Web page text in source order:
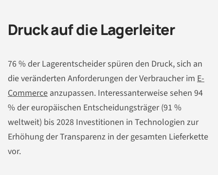
Druck auf die Lagerleiter
76 % der Lagerentscheider spüren den Druck, sich an
die veränderten Anforderungen der Verbraucher im E-
Commerce anzupassen. Interessanterweise sehen 94
% der europäischen Entscheidungsträger (91 %
weltweit) bis 2028 Investitionen in Technologien zur
Erhöhung der Transparenz in der gesamten Lieferkette
vor.